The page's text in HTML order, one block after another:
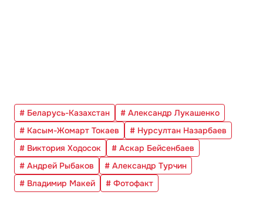
# Беларусь-Казахстан
# Александр Лукашенко
# Касым-Жомарт Токаев
# Нурсултан Назарбаев
# Виктория Ходосок
# Аскар Бейсенбаев
# Андрей Рыбаков
# Александр Турчин
# Владимир Макей
# Фотофакт